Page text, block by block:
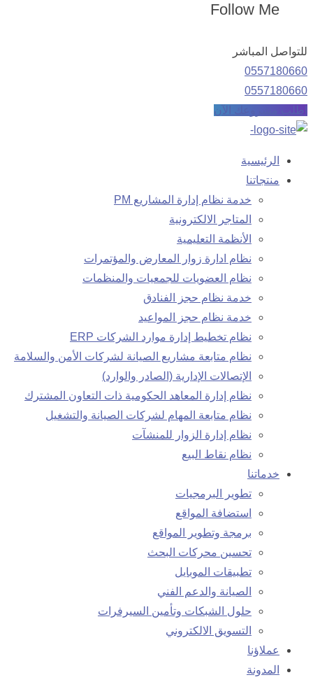
Follow Me
للتواصل المباشر
0557180660
0557180660
اطلب مشروعك الآن
الرئيسية
منتجاتنا
خدمة نظام إدارة المشاريع PM
المتاجر الالكترونية
الأنظمة التعليمية
نظام ادارة زوار المعارض والمؤتمرات
نظام العضويات للجمعيات والمنظمات
خدمة نظام حجز الفنادق
خدمة نظام حجز المواعيد
نظام تخطيط إدارة موارد الشركات ERP
نظام متابعة مشاريع الصيانة لشركات الأمن والسلامة
الإتصالات الإدارية (الصادر والوارد)
نظام إدارة المعاهد الحكومية ذات التعاون المشترك
نظام متابعة المهام لشركات الصيانة والتشغيل
نظام إدارة الزوار للمنشآت
نظام نقاط البيع
خدماتنا
تطوير البرمجيات
استضافة المواقع
برمجة وتطوير المواقع
تحسين محركات البحث
تطبيقات الموبايل
الصيانة والدعم الفني
حلول الشبكات وتأمين السيرفرات
التسويق الالكتروني
عملاؤنا
المدونة